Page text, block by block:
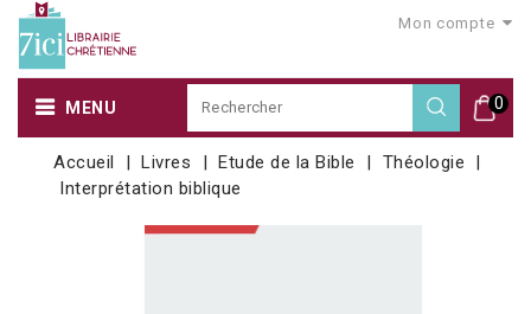
Mon compte
0
MENU
Accueil Livres Etude de la Bible
Théologie
Interprétation biblique